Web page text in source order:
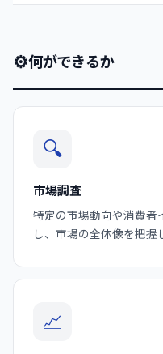
⚙何ができるか
🔍
市場調査
特定の市場動向や消費者
し、市場の全体像を把握
📈